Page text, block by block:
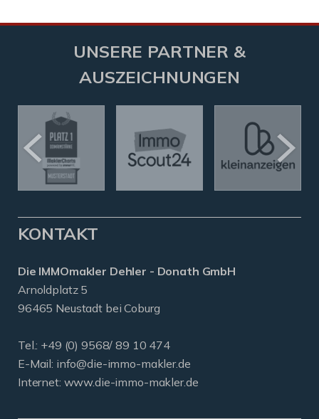
UNSERE PARTNER &
AUSZEICHNUNGEN
KONTAKT
Die IMMOmakler Dehler - Donath GmbH
Arnoldplatz 5
96465 Neustadt bei Coburg
Tel.: +49 (0) 9568/ 89 10 474
E-Mail: info@die-immo-makler.de
Internet: www.die-immo-makler.de